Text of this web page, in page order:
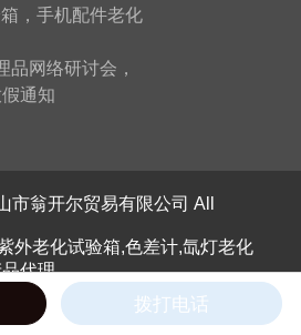
，手机配件老化
品网络研讨会，
通知
翁开尔贸易有限公司 All
外老化试验箱,色差计,氙灯老化
代理。
案号： 粤ICP备05045526号
号
拨打电话